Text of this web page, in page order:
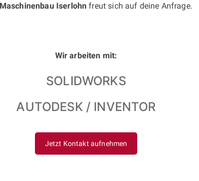
Iserlohn freut sich auf deine Anfrage.
Wir arbeiten mit:
SOLIDWORKS
AUTODESK / INVENTOR
Jetzt Kontakt aufnehmen